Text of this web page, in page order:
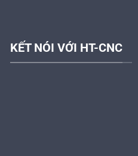
KẾT NÓI VỚI HT-CNC